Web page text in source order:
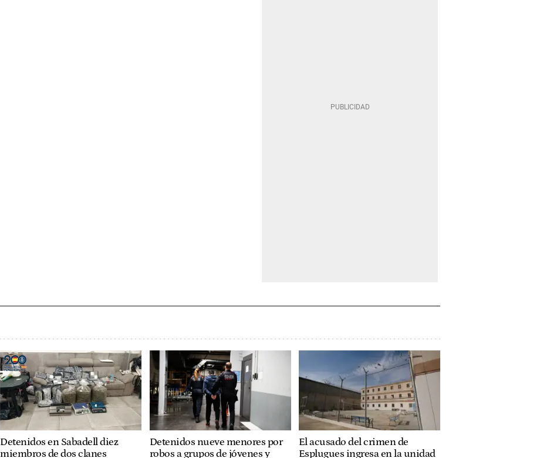
Detenidos en Sabadell diez
miembros de dos clanes
Detenidos nueve menores por
robos a grupos de jóvenes y
El acusado del crimen de
Esplugues ingresa en la unidad